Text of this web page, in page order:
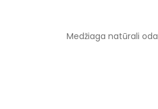
Medžiaga natūrali oda